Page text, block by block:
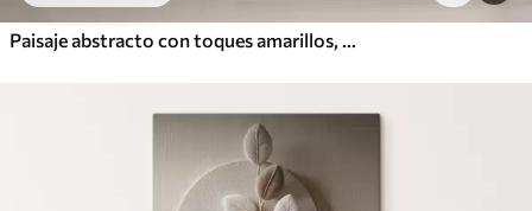
Paisaje abstracto con toques amarillos, una composición minimalista de tierra, agua y cielo, con colores apagados